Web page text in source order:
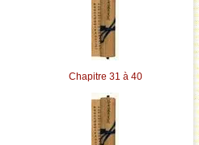
Chapitre 31 à 40